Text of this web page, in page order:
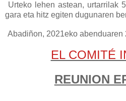
Urteko lehen astean, urtarrilak
gara eta hitz egiten dugunaren
Abadiñon, 2021eko abenduaren
EL COMITÉ
REUNION